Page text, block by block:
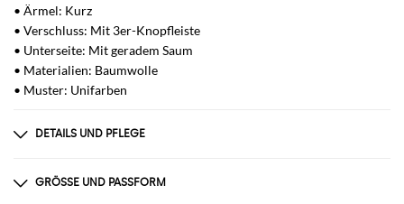
• Ärmel: Kurz
• Verschluss: Mit 3er-Knopfleiste
• Unterseite: Mit geradem Saum
• Materialien: Baumwolle
• Muster: Unifarben
DETAILS UND PFLEGE
100% COTTON
GRÖSSE UND PASSFORM